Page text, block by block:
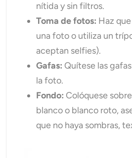
nítida y sin filtros.
Toma de fotos: Haz
una foto o utiliza un
aceptan selfies).
Gafas: Quítese las
la foto.
Fondo: Colóquese
blanco o blanco roto,
que no haya sombras,